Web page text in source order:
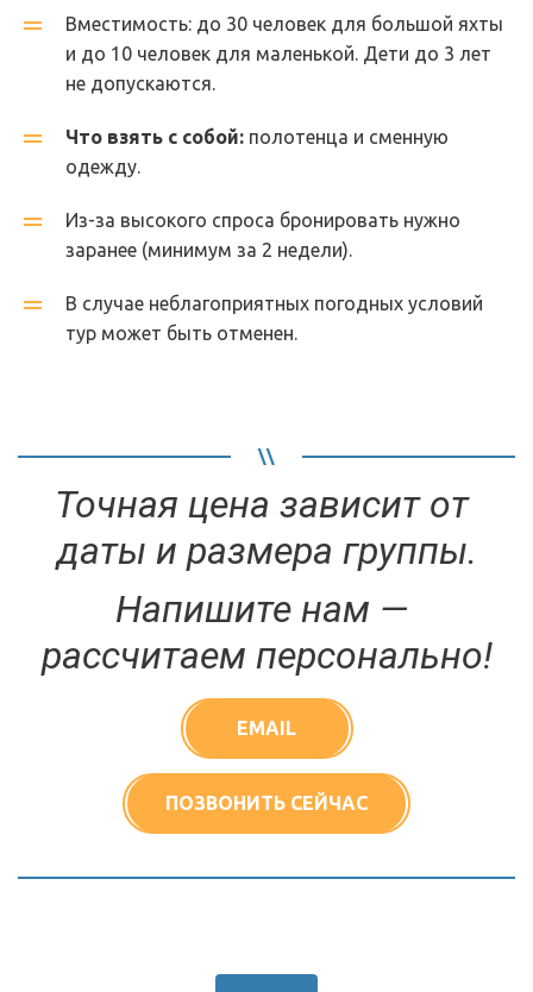
Вместимость: до 30 человек для большой яхты
и до 10 человек для маленькой. Дети до 3 лет
не допускаются.
Что взять с собой: полотенца и сменную
одежду.
Из-за высокого спроса бронировать нужно
заранее (минимум за 2 недели).
В случае неблагоприятных погодных условий
тур может быть отменен.
Точная цена зависит от
даты и размера группы.
Напишите нам —
рассчитаем персонально!
EMAIL
ПОЗВОНИТЬ СЕЙЧАС